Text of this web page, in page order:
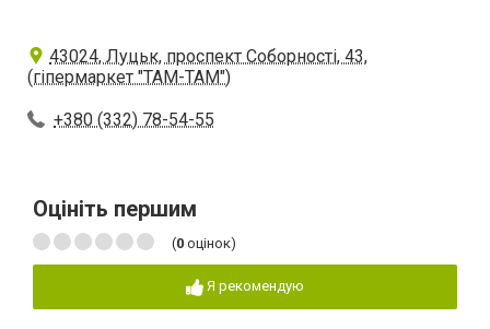
43024, Луцьк, проспект Соборності, 43,
(гіпермаркет "ТАМ-ТАМ")
+380 (332) 78-54-55
Оцініть першим
(0 оцінок)
Я рекомендую